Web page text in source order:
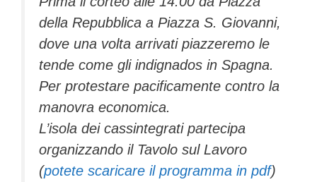
della Repubblica a Piazza S. Giovanni,
dove una volta arrivati piazzeremo le
tende come gli indignados in Spagna.
Per protestare pacificamente contro la
manovra economica.
L’isola dei cassintegrati partecipa
organizzando il Tavolo sul Lavoro
(potete scaricare il programma in pdf)